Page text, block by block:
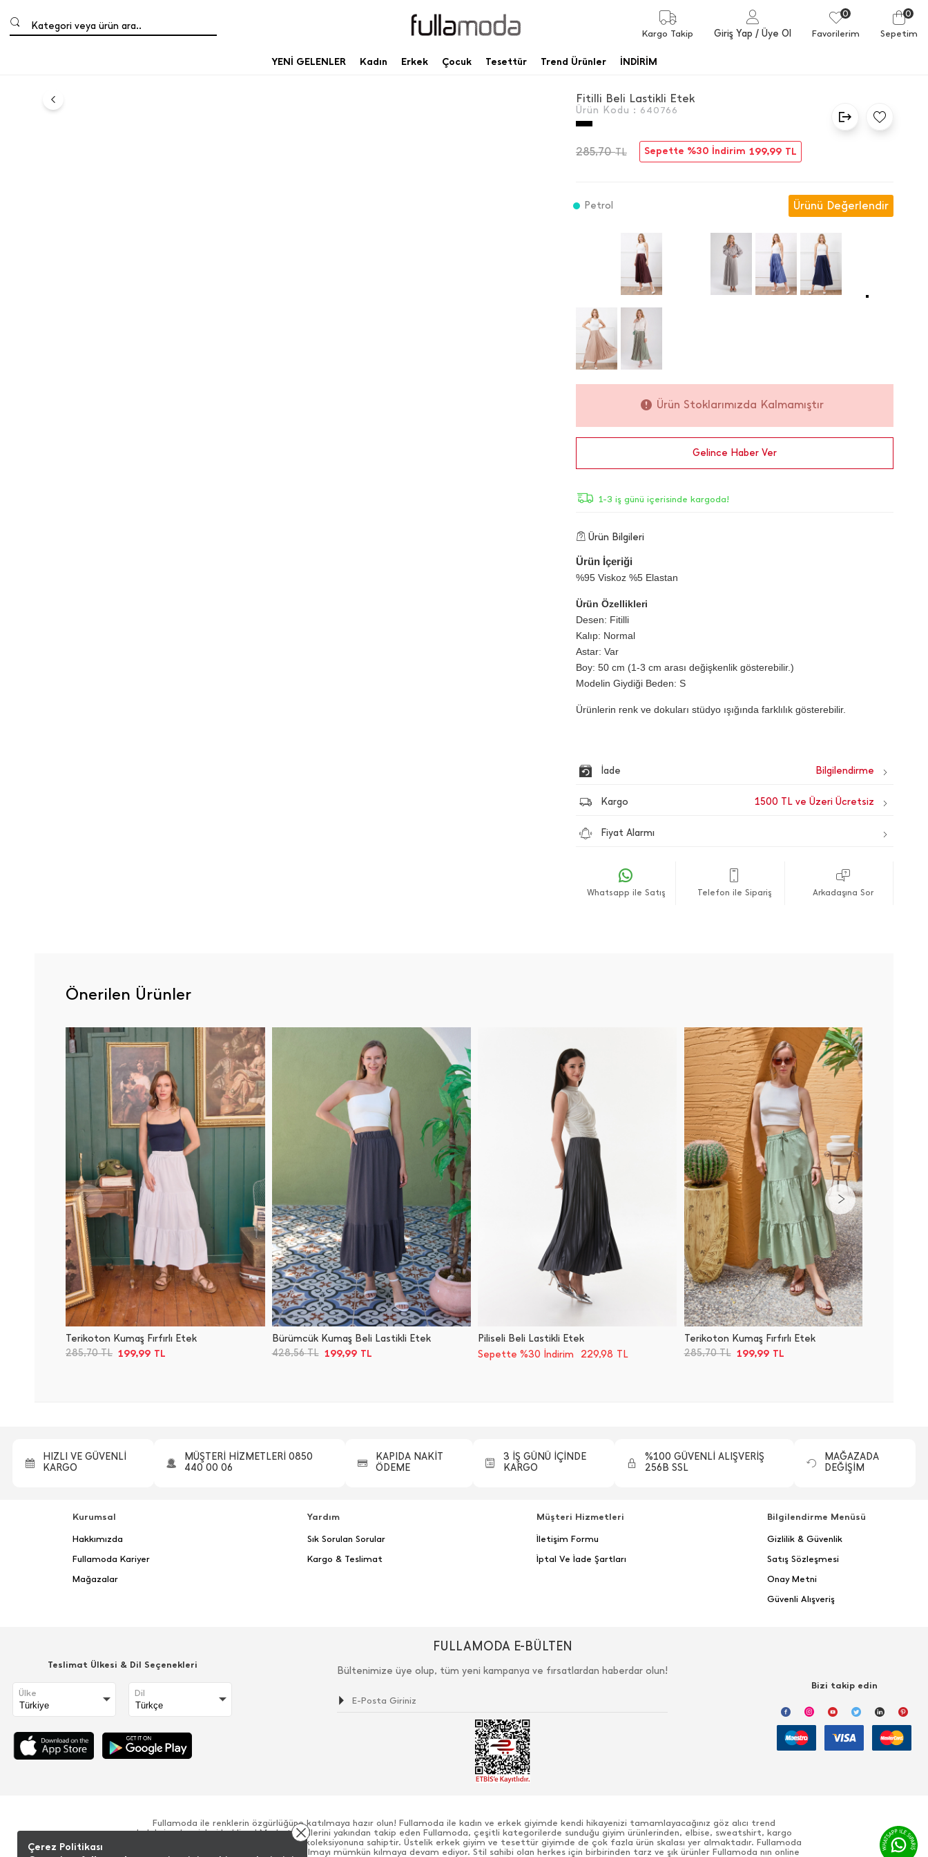
Kategori veya ürün ara..
Kargo Takip Giriş Yap / Üye Ol
0
Favorilerim
0
Sepetim
YENİ GELENLER Kadın Erkek Çocuk Tesettür Trend Ürünler İNDİRİM
Fitilli Beli Lastikli Etek
Ürün Kodu : 640766
285,70TL Sepette %30 İndirim 199,99 TL
Petrol Ürünü Değerlendir
Ürün Stoklarımızda Kalmamıştır
Gelince Haber Ver
1-3 iş günü içerisinde kargoda!
Ürün Bilgileri
Ürün İçeriği
%95 Viskoz %5 Elastan
Ürün Özellikleri
Desen: Fitilli
Kalıp: Normal
Astar: Var
Boy: 50 cm (1-3 cm arası değişkenlik gösterebilir.)
Modelin Giydiği Beden: S
Ürünlerin renk ve dokuları stüdyo ışığında farklılık gösterebilir.
İade
Kargo 1500 TL ve Üzeri Ücretsiz
Fiyat Alarmı
Whatsapp ile Satış Telefon ile Sipariş Arkadaşına Sor
Önerilen Ürünler
Terikoton Kumaş Fırfırlı Etek
285,70TL 199,99 TL
Bürümcük Kumaş Beli Lastikli Etek
428,56TL 199,99 TL
Piliseli Beli Lastikli Etek
Sepette %30 İndirim
229,98 TL
Terikoton Kumaş Fırfırlı Etek
285,70TL 199,99 TL
HIZLI VE GÜVENLİ
KARGO
MÜŞTERİ HİZMETLERİ 0850
440 00 06
KAPIDA NAKİT
ÖDEME
3 İŞ GÜNÜ İÇİNDE
KARGO
%100 GÜVENLİ ALIŞVERİŞ
256B SSL
MAĞAZADA
DEĞİŞİM
Kurumsal
Hakkımızda
Fullamoda Kariyer
Mağazalar
Yardım
Sık Sorulan Sorular
Kargo & Teslimat
Müşteri Hizmetleri
İletişim Formu
İptal Ve İade Şartları
Bilgilendirme Menüsü
Gizlilik & Güvenlik
Satış Sözleşmesi
Onay Metni
Güvenli Alışveriş
Teslimat Ülkesi & Dil Seçenekleri
Ülke Dil
FULLAMODA E-BÜLTEN
Bültenimize üye olup, tüm yeni kampanya ve fırsatlardan haberdar olun!
Bizi takip edin
Fullamoda ile renklerin özgürlüğüne katılmaya hazır olun! Fullamoda ile kadın ve erkek giyimde kendi hikayenizi tamamlayacağınız göz alıcı trend
koleksiyonlar sizleri bekliyor! Moda trendlerini yakından takip eden Fullamoda, çeşitli kategorilerde sunduğu giyim ürünlerinden, elbise, sweatshirt, kargo
pantolon, tişört gibi yüzlerce zengin ürün koleksiyonuna sahiptir. Üstelik erkek giyim ve tesettür giyimde de çok fazla ürün skalası yer almaktadır. Fullamoda
iddialı ürünler ile her zaman rahat ve şık olmayı mümkün kılmaya devam ediyor. Stil sahibi olan herkes için birbirinden tarz ve şık ürünler Fullamoda nın online
Çerez Politikası